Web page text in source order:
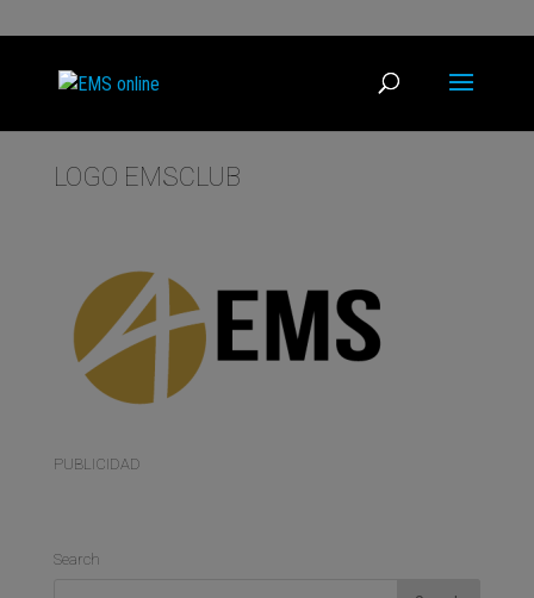
LOGO EMSCLUB
PUBLICIDAD
Search